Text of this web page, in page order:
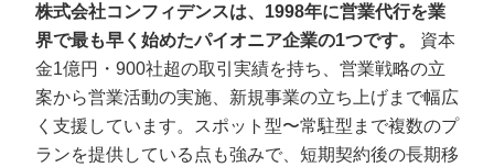
株式会社コンフィデンスは、1998年に営業代行を業
界で最も早く始めたパイオニア企業の1つです。
資本
金1億円・900社超の取引実績を持ち、営業戦略の立
案から営業活動の実施、新規事業の立ち上げまで幅広
く支援しています。スポット型〜常駐型まで複数のプ
ランを提供している点も強みで、短期契約後の長期移